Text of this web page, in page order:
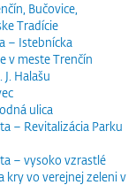
Bučovice,
Tradície
– Istebnícka
v meste Trenčín
Halašu
ulica
– Revitalizácia Parku
– vysoko vzrastlé
kry vo verejnej zeleni v